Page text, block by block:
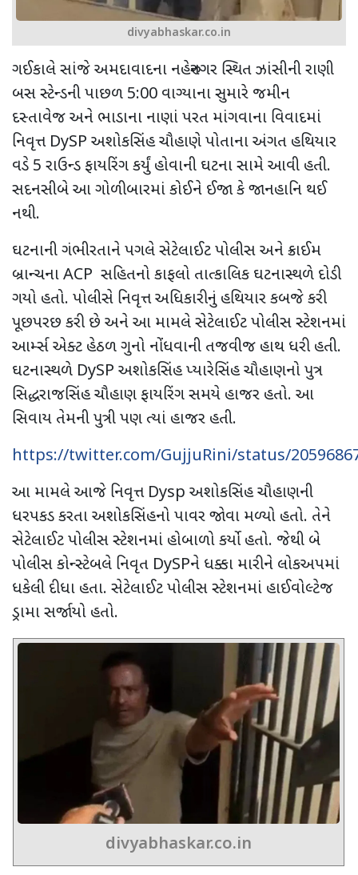
divyabhaskar.co.in
ગઈકાલે સાંજે અમદાવાદના નહેરુનગર સ્થિત ઝાંસીની રાણી
બસ સ્ટેન્ડની પાછળ 5:00 વાગ્યાના સુમારે જમીન
દસ્તાવેજ અને ભાડાના નાણાં પરત માંગવાના વિવાદમાં
નિવૃત્ત DySP અશોકસિંહ ચૌહાણે પોતાના અંગત હથિયાર
વડે 5 રાઉન્ડ ફાયરિંગ કર્યું હોવાની ઘટના સામે આવી હતી.
સદનસીબે આ ગોળીબારમાં કોઈને ઈજા કે જાનહાનિ થઈ
નથી.
ઘટનાની ગંભીરતાને પગલે સેટેલાઈટ પોલીસ અને ક્રાઈમ
બ્રાન્ચનાACP સહિતનો કાફલો તાત્કાલિક ઘટનાસ્થળે દોડી
ગયો હતો. પોલીસે નિવૃત્ત અધિકારીનું હથિયાર કબજે કરી
પૂછપરછ કરી છે અને આ મામલે સેટેલાઈટ પોલીસ સ્ટેશનમાં
આર્મ્સ એક્ટ હેઠળ ગુનો નોંધવાની તજવીજ હાથ ધરી હતી.
ઘટનાસ્થળે DySP અશોકસિંહ પ્યારેસિંહ ચૌહાણનો પુત્ર
સિદ્ધરાજસિંહ ચૌહાણ ફાયરિંગ સમયે હાજર હતો. આ
સિવાય તેમની પુત્રી પણ ત્યાં હાજર હતી.
https://twitter.com/GujjuRini/status/
આ મામલે આજે નિવૃત્ત Dysp અશોકસિંહ ચૌહાણની
ધરપકડ કરતા અશોકસિંહનો પાવર જોવા મળ્યો હતો. તેને
સેટેલાઈટ પોલીસ સ્ટેશનમાં હોબાળો કર્યો હતો. જેથી બે
પોલીસ કોન્સ્ટેબલે નિવૃત DySPને ધક્કા મારીને લોકઅપમાં
ધકેલી દીધા હતા. સેટેલાઈટ પોલીસ સ્ટેશનમાં હાઈવોલ્ટેજ
ડ્રામા સર્જાયો હતો.
divyabhaskar.co.in